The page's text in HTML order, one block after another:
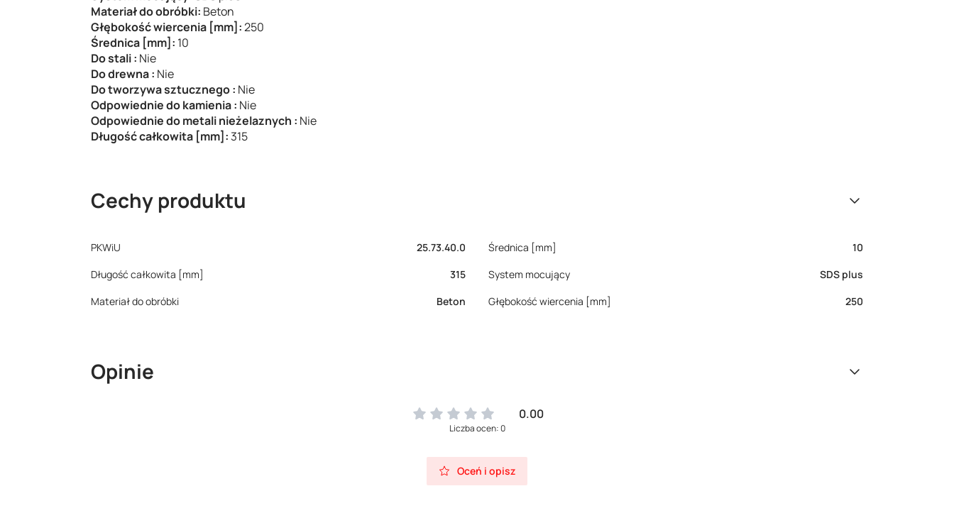
Materiał do obróbki: Beton
Głębokość wiercenia [mm]:250
Średnica [mm]: 10
Do stali : Nie
Do drewna : Nie
Do tworzywa sztucznego : Nie
Odpowiednie do kamienia : Nie
Odpowiednie do metali nieżelaznych : Nie
Długość całkowita [mm]: 315
Cechy produktu
PKWiU 25.73.40.0 Średnica [mm]
10
Długość całkowita [mm]
315 System mocujący
SDS plus
Materiał do obróbki
Beton Głębokość wiercenia [mm] 250
Opinie
0.00
Liczba ocen: 0
Oceń i opisz